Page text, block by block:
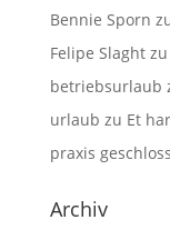
Bennie Sporn
Felipe Slaghtzu
betriebsurlaub
urlaub zu Et
praxis
Archiv